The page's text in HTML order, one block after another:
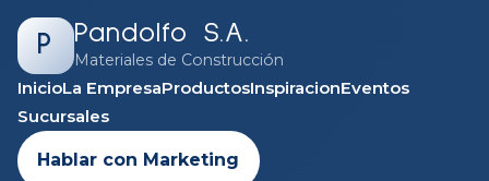
P Pandolfo S.A.
Materiales de Construcción
InicioLa EmpresaProductosInspiracionEventos
Sucursales
Hablar con Marketing